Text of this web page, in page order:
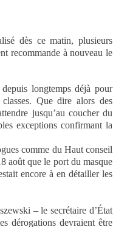
dès ce matin, plusieurs
recommande à nouveau le
longtemps déjà pour
Que dire alors des
jusqu’au coucher du
exceptions confirmant la
comme du Haut conseil
août que le port du masque
encore à en détailler les
– le secrétaire d’État
dérogations devraient être